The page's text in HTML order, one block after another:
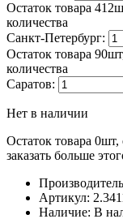
Остаток товара
количества
Санкт-Петербург:
Остаток товара
количества
Саратов:
Нет в наличии
Остаток товара 0шт,
заказать больше
Артикул:
Наличие: В